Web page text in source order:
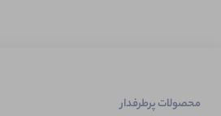
محصولات پرطرفدار